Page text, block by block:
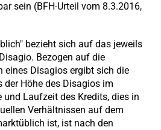
sein (BFH-Urteil vom 8.3.2016,
bezieht sich auf das jeweils
Bezogen auf die
eines Disagios ergibt sich die
Höhe des Disagios im
und Laufzeit des Kredits, dies in
Verhältnissen auf dem
ist, ist nach den